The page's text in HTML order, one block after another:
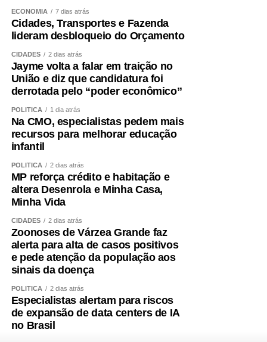
ECONOMIA 7 dias atrás
Cidades, Transportes e Fazenda
lideram desbloqueio do Orçamento
CIDADES 2 dias atrás
Jayme volta a falar em traição no
União e diz que candidatura foi
derrotada pelo “poder econômico”
POLÍTICA 1 dia atrás
Na CMO, especialistas pedem mais
recursos para melhorar educação
infantil
POLÍTICA 2 dias atrás
MP reforça crédito e habitação e
altera Desenrola e Minha Casa,
Minha Vida
CIDADES 2 dias atrás
Zoonoses de Várzea Grande faz
alerta para alta de casos positivos
e pede atenção da população aos
sinais da doença
POLÍTICA 2 dias atrás
Especialistas alertam para riscos
de expansão de data centers de IA
no Brasil